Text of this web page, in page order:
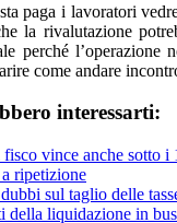
paga i lavoratori
la rivalutazione
perché
come andare
interessarti:
vince anche sotto i
ripetizione
sul taglio delle
della liquidazione in